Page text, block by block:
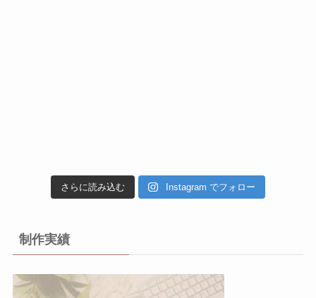
さらに読み込む Instagram でフォロー
制作実績